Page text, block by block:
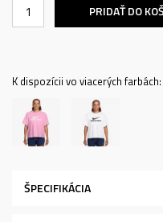
PRIDAŤ DO
K dispozícii vo viacerých farbách:
ŠPECIFIKÁCIA